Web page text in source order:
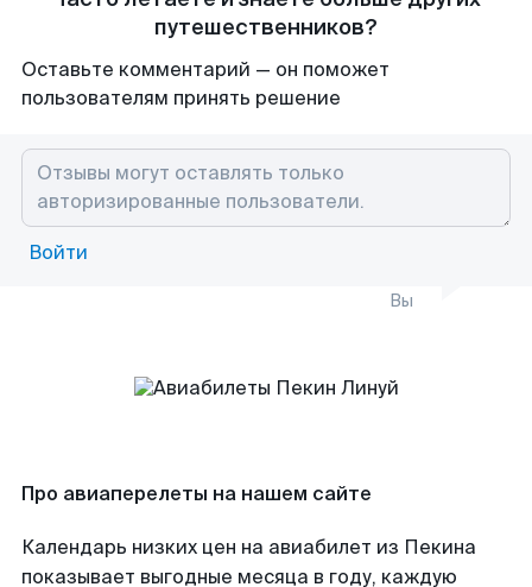
путешественников?
Оставьте комментарий — он поможет
пользователям принять решение
Войти
Вы
Про авиаперелеты на нашем сайте
Календарь низких цен на авиабилет из Пекина
показывает выгодные месяца в году, каждую